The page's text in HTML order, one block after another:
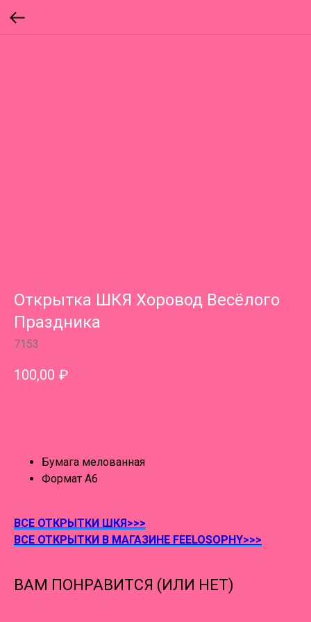
Открытка ШКЯ Хоровод Весёлого
Праздника
7153
100,00 ₽
Бумага мелованная
Формат А6
ВСЕ ОТКРЫТКИ ШКЯ>>>
ВСЕ ОТКРЫТКИ В МАГАЗИНЕ FEELOSOPHY>>>
ВАМ ПОНРАВИТСЯ (ИЛИ НЕТ)